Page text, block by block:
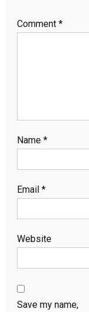
Comment *
Name *
Email *
Website
Save my name,